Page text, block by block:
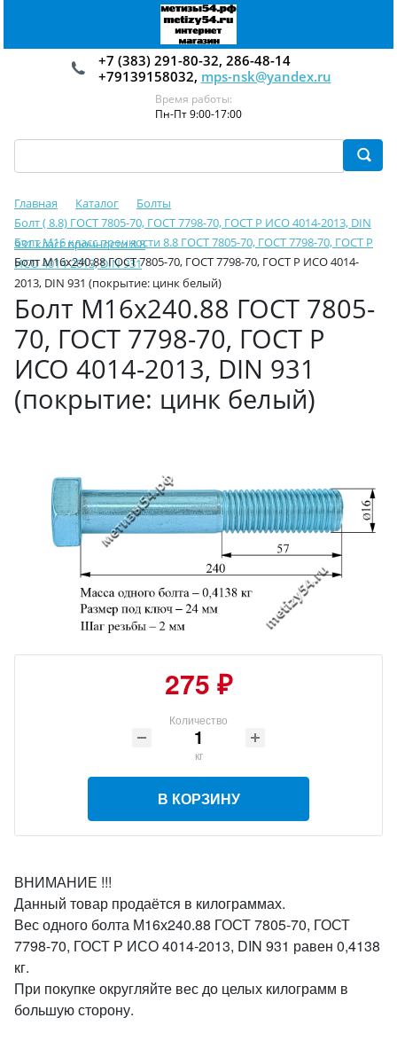
+7 (383) 291-80-32, 286-48-14
+79139158032, mps-nsk@yandex.ru
Время работы:
Пн-Пт 9:00-17:00
Главная Каталог
Болты
Болт ( 8.8) ГОСТ 7805-70, ГОСТ 7798-70, ГОСТ Р ИСО 4014-2013, DIN
931 класс прочности 8.8
Болт М16 класс прочности 8.8 ГОСТ 7805-70, ГОСТ 7798-70, ГОСТ Р
ИСО 4014-2013, DIN 931
Болт М16х240.88 ГОСТ 7805-70, ГОСТ 7798-70, ГОСТ Р ИСО 4014-
2013, DIN 931 (покрытие: цинк белый)
Болт М16х240.88 ГОСТ 7805-
70, ГОСТ 7798-70, ГОСТ Р
ИСО 4014-2013, DIN 931
(покрытие: цинк белый)
275 ₽
Количество
кг
В КОРЗИНУ
ВНИМАНИЕ !!!
Данный товар продаётся в килограммах.
Вес одного болта М16х240.88 ГОСТ 7805-70, ГОСТ
7798-70, ГОСТ Р ИСО 4014-2013, DIN 931 равен 0,4138
кг.
При покупке округляйте вес до целых килограмм в
большую сторону.